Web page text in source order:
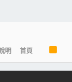
明 首頁
R
S
S